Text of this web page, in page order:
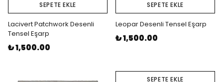
SEPETE EKLE
Lacivert Patchwork Desenli
Tensel Eşarp
₺ 1,500.00
SEPETE EKLE
Leopar Desenli Tensel Eşarp
₺ 1,500.00
SEPETE EKLE